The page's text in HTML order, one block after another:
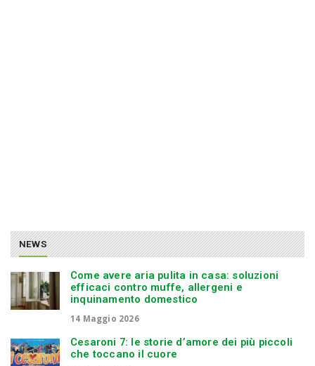
NEWS
Come avere aria pulita in casa: soluzioni
efficaci contro muffe, allergeni e
inquinamento domestico
14 Maggio 2026
Cesaroni 7: le storie d’amore dei più piccoli
che toccano il cuore